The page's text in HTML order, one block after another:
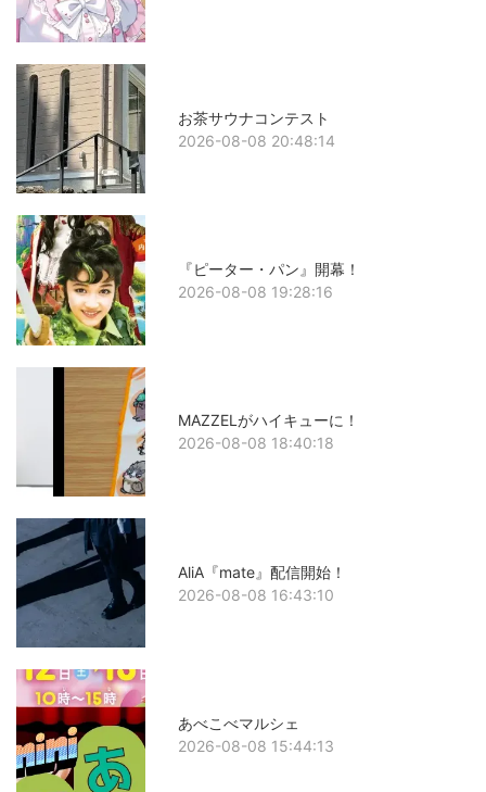
お茶サウナコンテスト
2026-08-08 20:48:14
『ピーター・パン』開幕！
2026-08-08 19:28:16
MAZZELがハイキューに！
2026-08-08 18:40:18
AliA『mate』配信開始！
2026-08-08 16:43:10
あべこべマルシェ
2026-08-08 15:44:13